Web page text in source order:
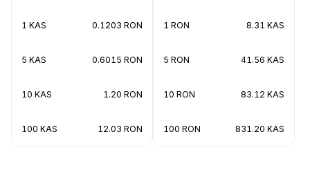
1 KAS 0.1203 RON
5 KAS 0.6015 RON
10 KAS 1.20 RON
100 KAS 12.03 RON
1 RON 8.31 KAS
5 RON 41.56 KAS
10 RON 83.12 KAS
100 RON 831.20 KAS